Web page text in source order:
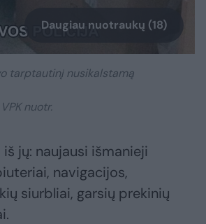
Daugiau nuotraukų (18)
tarptautinį nusikalstamą
nuotr.
jų: naujausi išmanieji
navigacijos,
siurbliai, garsių prekinių